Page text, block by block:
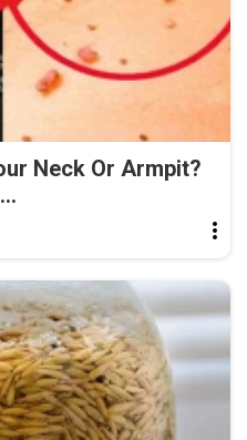
Neck Or Armpit?